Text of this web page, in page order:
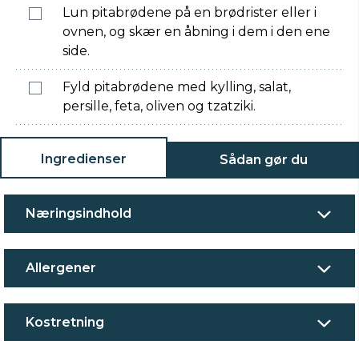
Lun pitabrødene på en brødrister eller i
ovnen, og skær en åbning i dem i den ene
side.
Fyld pitabrødene med kylling, salat,
persille, feta, oliven og tzatziki.
Ingredienser Sådan gør du
Næringsindhold
Allergener
Kostretning